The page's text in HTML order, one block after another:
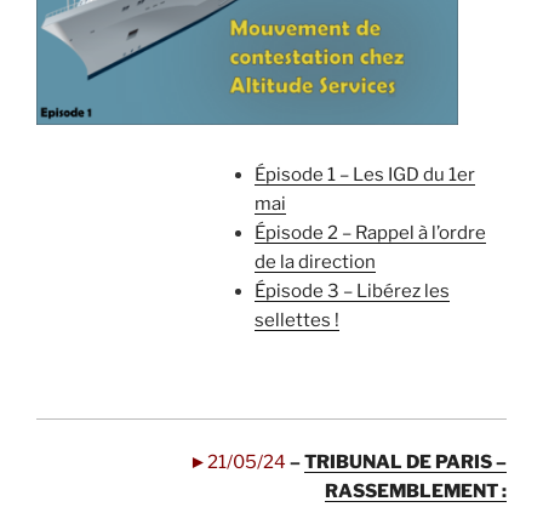
Épisode 1 – Les IGD du 1er
mai
Épisode 2 – Rappel à l’ordre
de la direction
Épisode 3 – Libérez les
sellettes !
►21/05/24 –TRIBUNAL DE PARIS –
RASSEMBLEMENT :